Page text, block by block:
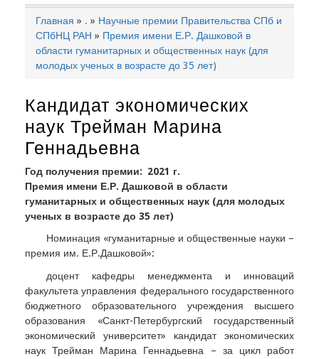
Строка
навигации
Главная .
Научные премии Правительства СПб и
СПбНЦ РАН
Премия имени Е.Р. Дашковой в
области гуманитарных и общественных наук (для
молодых ученых в возрасте до 35 лет)
Кандидат экономических
наук Трейман Марина
Геннадьевна
Год получения премии
2021 г.
Премия имени Е.Р. Дашковой в области
гуманитарных и общественных наук (для молодых
ученых в возрасте до 35 лет)
Номинация «гуманитарные и общественные науки –
премия им. Е.Р.Дашковой»:
доцент кафедры менеджмента и инноваций
факультета управления федерального государственного
бюджетного образовательного учреждения высшего
образования «Санкт-Петербургский государственный
экономический университет» кандидат экономических
наук Трейман Марина Геннадьевна – за цикл работ